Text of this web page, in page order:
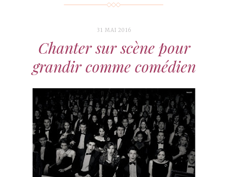
31 MAI 2016
Chanter sur scène pour
grandir comme comédien